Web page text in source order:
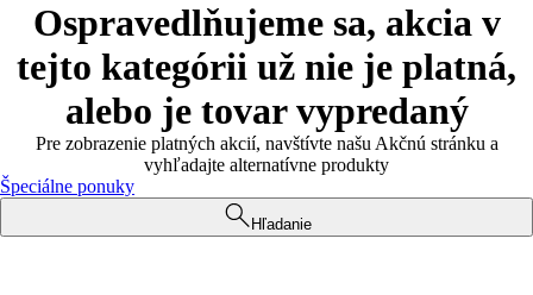
Ospravedlňujeme sa, akcia v
tejto kategórii už nie je platná,
alebo je tovar vypredaný
Pre zobrazenie platných akcií, navštívte našu Akčnú stránku a
vyhľadajte alternatívne produkty
Špeciálne ponuky
Hľadanie